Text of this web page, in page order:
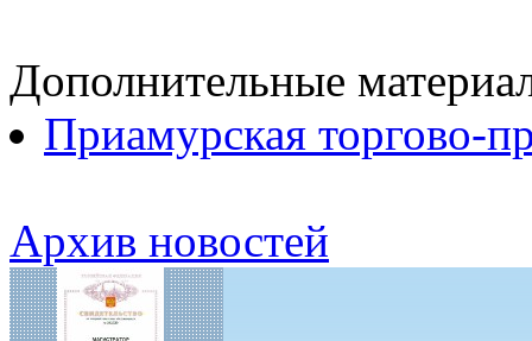
Дополнительные
Приамурская торгово-
Архив новостей